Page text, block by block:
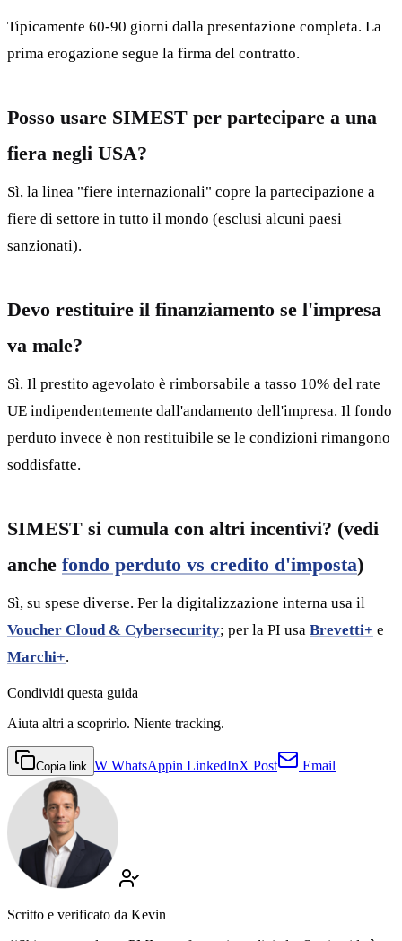
Tipicamente 60-90 giorni dalla presentazione completa. La
prima erogazione segue la firma del contratto.
Posso usare SIMEST per partecipare a una
fiera negli USA?
Sì, la linea "fiere internazionali" copre la partecipazione a
fiere di settore in tutto il mondo (esclusi alcuni paesi
sanzionati).
Devo restituire il finanziamento se l'impresa
va male?
Sì. Il prestito agevolato è rimborsabile a tasso 10% del rate
UE indipendentemente dall'andamento dell'impresa. Il fondo
perduto invece è non restituibile se le condizioni rimangono
soddisfatte.
SIMEST si cumula con altri incentivi? (vedi
anche fondo perduto vs credito d'imposta)
Sì, su spese diverse. Per la digitalizzazione interna usa il
Voucher Cloud & Cybersecurity; per la PI usa Brevetti+ e
Marchi+.
Condividi questa guida
Aiuta altri a scoprirlo. Niente tracking.
Copia link W WhatsAppin LinkedInX Post Email
Scritto e verificato da Kevin